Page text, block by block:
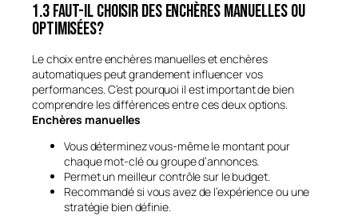
1.3 Faut-il choisir des enchères manuelles ou
optimisées?
Le choix entre enchères manuelles et enchères
automatiques peut grandement influencer vos
performances. C’est pourquoi il est important de bien
comprendre les différences entre ces deux options.
Enchères manuelles
Vous déterminez vous-même le montant pour
chaque mot-clé ou groupe d’annonces.
Permet un meilleur contrôle sur le budget.
Recommandé si vous avez de l’expérience ou une
stratégie bien définie.